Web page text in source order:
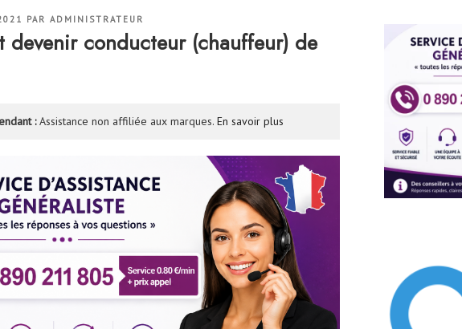
PAR ADMINISTRATEUR
devenir conducteur (chauffeur) de
:Assistance non affiliée aux marques. En savoir plus